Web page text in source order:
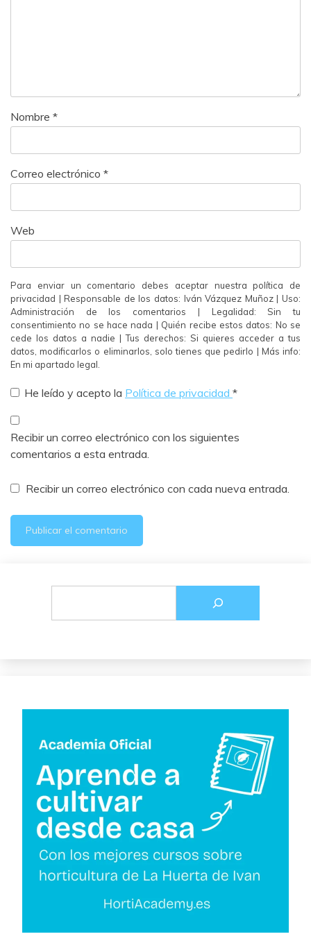
Nombre *
Correo electrónico *
Web
Para enviar un comentario debes aceptar nuestra política de
privacidad | Responsable de los datos: Iván Vázquez Muñoz | Uso:
Administración de los comentarios | Legalidad: Sin tu
consentimiento no se hace nada | Quién recibe estos datos: No se
cede los datos a nadie | Tus derechos: Si quieres acceder a tus
datos, modificarlos o eliminarlos, solo tienes que pedirlo | Más info:
En mi apartado legal.
He leído y acepto la Política de privacidad *
Recibir un correo electrónico con los siguientes
comentarios a esta entrada.
Recibir un correo electrónico con cada nueva entrada.